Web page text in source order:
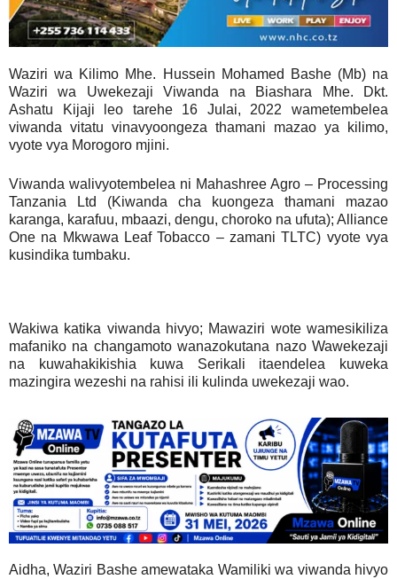
Waziri wa Kilimo Mhe. Hussein Mohamed Bashe (Mb) na
Waziri wa Uwekezaji Viwanda na Biashara Mhe. Dkt.
Ashatu Kijaji leo tarehe 16 Julai, 2022 wametembelea
viwanda vitatu vinavyoongeza thamani mazao ya kilimo,
vyote vya Morogoro mjini.
Viwanda walivyotembelea ni Mahashree Agro – Processing
Tanzania Ltd (Kiwanda cha kuongeza thamani mazao
karanga, karafuu, mbaazi, dengu, choroko na ufuta); Alliance
One na Mkwawa Leaf Tobacco – zamani TLTC) vyote vya
kusindika tumbaku.
Wakiwa katika viwanda hivyo; Mawaziri wote wamesikiliza
mafaniko na changamoto wanazokutana nazo Wawekezaji
na kuwahakikishia kuwa Serikali itaendelea kuweka
mazingira wezeshi na rahisi ili kulinda uwekezaji wao.
Aidha, Waziri Bashe amewataka Wamiliki wa viwanda hivyo